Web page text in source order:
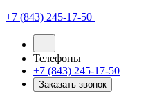
+7 (843) 245-17-50
Телефоны
+7 (843) 245-17-50
Заказать звонок